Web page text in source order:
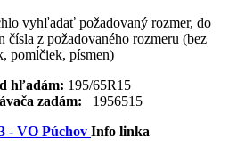
vyhľadať požadovaný rozmer, do
čísla z požadovaného rozmeru (bez
pomĺčiek, písmen)
hľadám: 195/65R15
zadám: 1956515
- VO Púchov Info linka